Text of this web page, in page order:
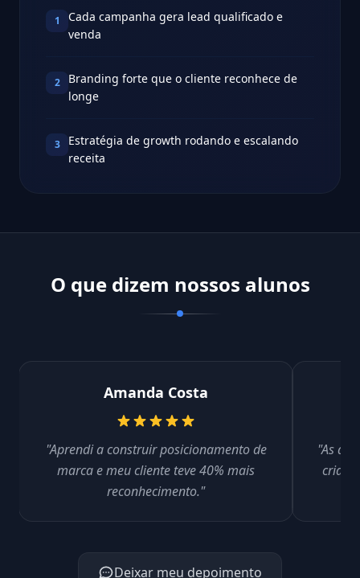
1
Cada campanha gera lead qualificado e
venda
2
Branding forte que o cliente reconhece de
longe
3
Estratégia de growth rodando e escalando
receita
O que dizem nossos alunos
Amanda Costa
"Aprendi a construir posicionamento de
marca e meu cliente teve 40% mais
reconhecimento."
"As
criar
Deixar meu depoimento